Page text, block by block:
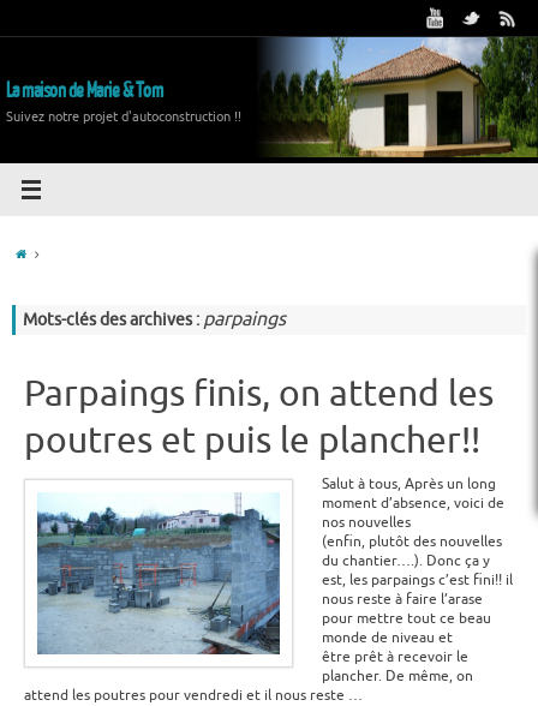
La maison de Marie & Tom
Suivez notre projet d'autoconstruction !!
Mots-clés des archives : parpaings
Parpaings finis, on attend les
poutres et puis le plancher!!
Salut à tous, Après un long
moment d’absence, voici de
nos nouvelles
(enfin, plutôt des nouvelles
du chantier….). Donc ça y
est, les parpaings c’est fini!! il
nous reste à faire l’arase
pour mettre tout ce beau
monde de niveau et
être prêt à recevoir le
plancher. De même, on
attend les poutres pour vendredi et il nous reste …